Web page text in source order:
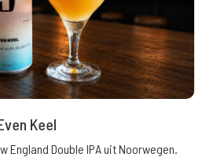
Keel
England Double IPA uit Noorwegen.